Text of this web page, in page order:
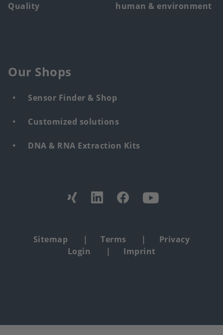
Quality
human & environment
Our Shops
Sensor Finder & Shop
Customized solutions
DNA & RNA Extraction Kits
Footer
Sitemap Terms
Privacy
Login
Imprint